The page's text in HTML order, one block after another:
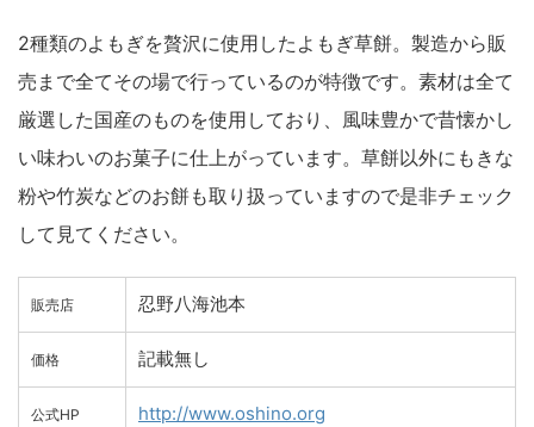
2種類のよもぎを贅沢に使用したよもぎ草餅。製造から販
売まで全てその場で行っているのが特徴です。素材は全て
厳選した国産のものを使用しており、風味豊かで昔懐かし
い味わいのお菓子に仕上がっています。草餅以外にもきな
粉や竹炭などのお餅も取り扱っていますので是非チェック
して見てください。
販売店 忍野八海池本
価格 記載無し
公式HP http://www.oshino.org